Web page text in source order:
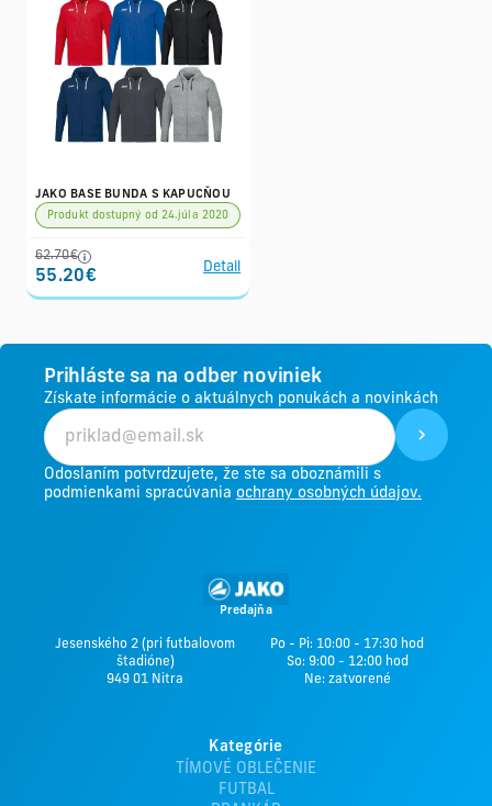
JAKO BASE BUNDA S KAPUCŇOU
Produkt dostupný od 24.júla 2020
62.70€
55.20€
Detail
Prihláste sa na odber noviniek
Získate informácie o aktuálnych ponukách a novinkách
Odoslaním potvrdzujete, že ste sa oboznámili s
podmienkami spracúvania ochrany osobných údajov.
Predajňa
Jesenského 2 (pri futbalovom
štadióne)
949 01 Nitra
Po - Pi: 10:00 - 17:30 hod
So: 9:00 - 12:00 hod
Ne: zatvorené
Kategórie
TÍMOVÉ OBLEČENIE
FUTBAL